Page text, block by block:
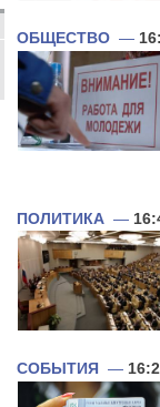
ОБЩЕСТВО —
ПОЛИТИКА —
СОБЫТИЯ —